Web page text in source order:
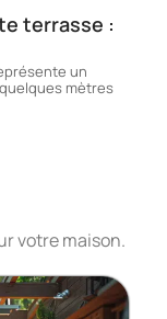
terrasse :
un
mètres
votre maison.